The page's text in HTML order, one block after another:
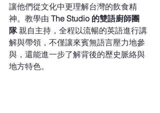
讓他們從文化中更理解台灣的飲食精
神。教學由 The Studio 的雙語廚師團
隊 親自主持，全程以流暢的英語進行講
解與帶領，不僅讓來賓無語言壓力地參
與，還能進一步了解背後的歷史脈絡與
地方特色。